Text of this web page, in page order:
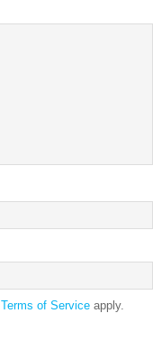
Terms of Service apply.